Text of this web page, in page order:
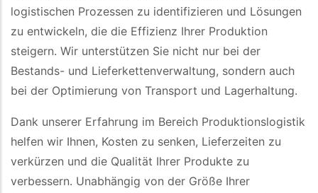
logistischen Prozessen zu identifizieren und Lösungen
zu entwickeln, die die Effizienz Ihrer Produktion
steigern. Wir unterstützen Sie nicht nur bei der
Bestands- und Lieferkettenverwaltung, sondern auch
bei der Optimierung von Transport und Lagerhaltung.
Dank unserer Erfahrung im Bereich Produktionslogistik
helfen wir Ihnen, Kosten zu senken, Lieferzeiten zu
verkürzen und die Qualität Ihrer Produkte zu
verbessern. Unabhängig von der Größe Ihrer